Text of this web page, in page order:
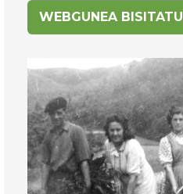
WEBGUNEA BISITATU